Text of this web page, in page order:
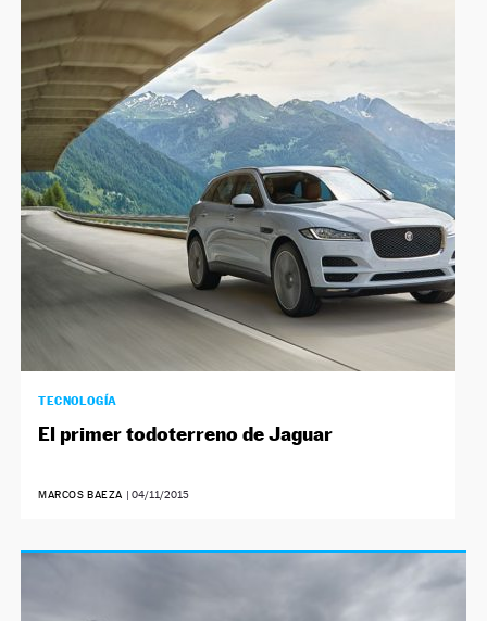
TECNOLOGÍA
El primer todoterreno de Jaguar
MARCOS BAEZA | 04/11/2015